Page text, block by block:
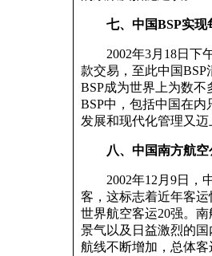
七、中国BSP实现
2002年3月18日下午
款交易，至此中国
BSP成为世界上为数不
BSP中，包括中国在内
发展和现代化管理又
八、中国南方航
2002年12月9日，中
客，这标志着近年客
世界航空客运20强。
景气以及日益激烈的
航线不断增加，总体